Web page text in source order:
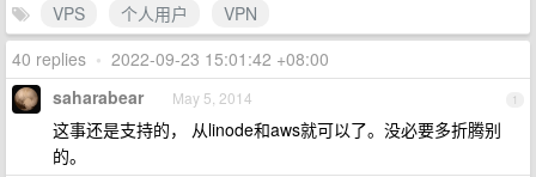
VPS 个人用户
VPN
40 replies • 2022-09-23 15:01:42 +08:00
1
saharabear May 5, 2014
这事还是支持的， 从linode和aws就可以了。没必要多折腾别
的。